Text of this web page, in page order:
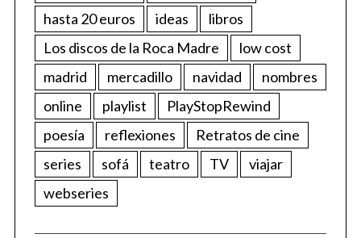
hasta 20 euros
ideas
libros
Los discos de la Roca Madre
low cost
madrid
mercadillo navidad
nombres
online
playlist
PlayStopRewind
poesía
reflexiones
Retratos de cine
series
sofá teatro TV
viajar
webseries